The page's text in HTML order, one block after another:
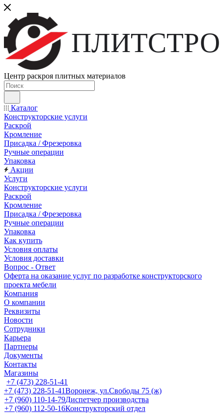
Центр раскроя плитных материалов
Каталог
Конструкторские услуги
Раскрой
Кромление
Присадка / Фрезеровка
Ручные операции
Упаковка
Акции
Услуги
Конструкторские услуги
Раскрой
Кромление
Присадка / Фрезеровка
Ручные операции
Упаковка
Как купить
Условия оплаты
Условия доставки
Вопрос - Ответ
Оферта на оказание услуг по разработке конструкторского
проекта мебели
Компания
О компании
Реквизиты
Новости
Сотрудники
Карьера
Партнеры
Документы
Контакты
Магазины
+7 (473) 228-51-41
+7 (473) 228-51-41Воронеж, ул.Свободы 75 (ж)
+7 (960) 110-14-79Диспетчер производства
+7 (960) 112-50-16Конструкторский отдел